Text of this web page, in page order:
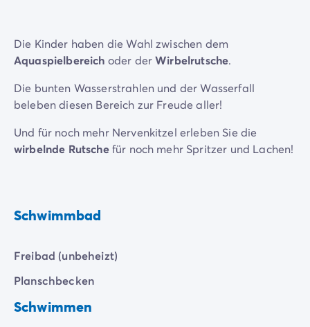
Die Kinder haben die Wahl zwischen dem
Aquaspielbereich oder derWirbelrutsche.
Die bunten Wasserstrahlen und der Wasserfall
beleben diesen Bereich zur Freude aller!
Und für noch mehr Nervenkitzel erleben Sie die
wirbelnde Rutschefür noch mehr Spritzer und Lachen!
Schwimmbad
Freibad (unbeheizt)
Planschbecken
Schwimmen